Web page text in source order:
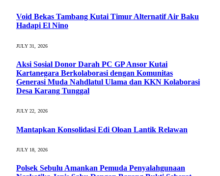
Void Bekas Tambang Kutai Timur Alternatif Air Baku
Hadapi El Nino
JULY 31, 2026
Aksi Sosial Donor Darah PC GP Ansor Kutai
Kartanegara Berkolaborasi dengan Komunitas
Generasi Muda Nahdlatul Ulama dan KKN Kolaborasi
Desa Karang Tunggal
JULY 22, 2026
Mantapkan Konsolidasi Edi Oloan Lantik Relawan
JULY 18, 2026
Polsek Sebulu Amankan Pemuda Penyalahgunaan